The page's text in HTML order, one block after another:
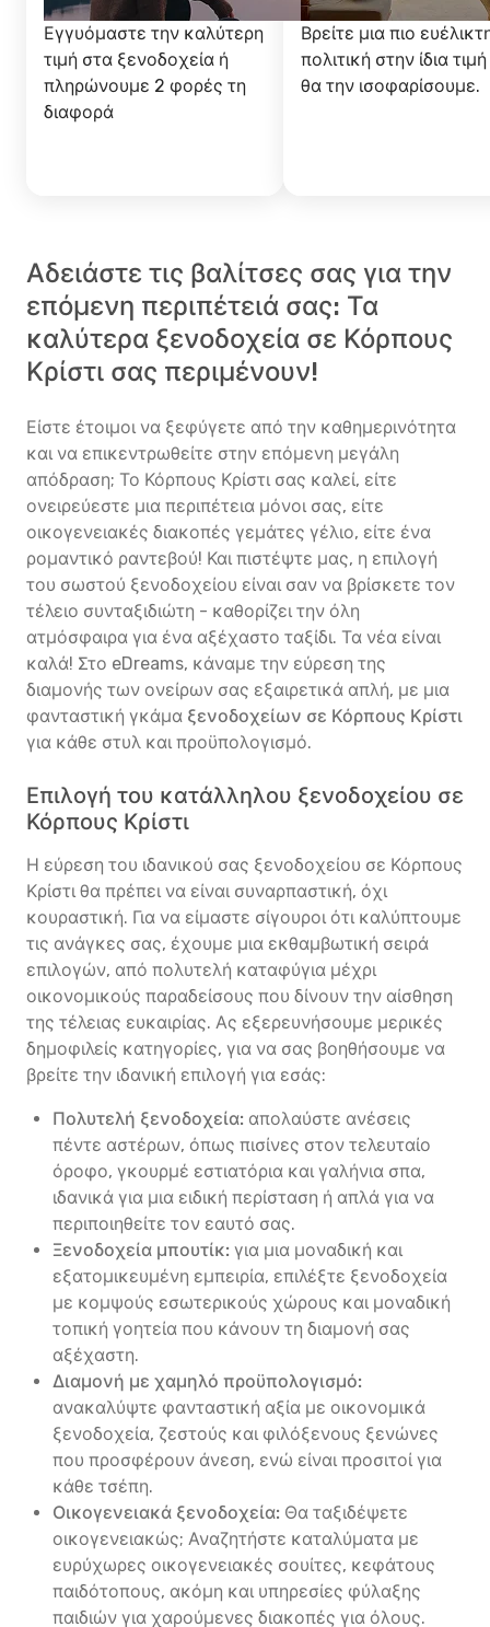
Εγγυόμαστε την καλύτερη
τιμή στα ξενοδοχεία ή
πληρώνουμε 2 φορές τη
διαφορά
Βρείτε μια πιο
πολιτική στην ίδια
θα την ισοφαρίσουμε.
Αδειάστε τις βαλίτσες σας για την
επόμενη περιπέτειά σας: Τα
καλύτερα ξενοδοχεία σε Κόρπους
Κρίστι σας περιμένουν!
Είστε έτοιμοι να ξεφύγετε από την καθημερινότητα
και να επικεντρωθείτε στην επόμενη μεγάλη
απόδραση; Το Κόρπους Κρίστι σας καλεί, είτε
ονειρεύεστε μια περιπέτεια μόνοι σας, είτε
οικογενειακές διακοπές γεμάτες γέλιο, είτε ένα
ρομαντικό ραντεβού! Και πιστέψτε μας, η επιλογή
του σωστού ξενοδοχείου είναι σαν να βρίσκετε τον
τέλειο συνταξιδιώτη - καθορίζει την όλη
ατμόσφαιρα για ένα αξέχαστο ταξίδι. Τα νέα είναι
καλά! Στο eDreams, κάναμε την εύρεση της
διαμονής των ονείρων σας εξαιρετικά απλή, με μια
φανταστική γκάμα ξενοδοχείων σε Κόρπους Κρίστι
για κάθε στυλ και προϋπολογισμό.
Επιλογή του κατάλληλου ξενοδοχείου σε
Κόρπους Κρίστι
Η εύρεση του ιδανικού σας ξενοδοχείου σε Κόρπους
Κρίστι θα πρέπει να είναι συναρπαστική, όχι
κουραστική. Για να είμαστε σίγουροι ότι καλύπτουμε
τις ανάγκες σας, έχουμε μια εκθαμβωτική σειρά
επιλογών, από πολυτελή καταφύγια μέχρι
οικονομικούς παραδείσους που δίνουν την αίσθηση
της τέλειας ευκαιρίας. Ας εξερευνήσουμε μερικές
δημοφιλείς κατηγορίες, για να σας βοηθήσουμε να
βρείτε την ιδανική επιλογή για εσάς:
Πολυτελή ξενοδοχεία: απολαύστε ανέσεις
πέντε αστέρων, όπως πισίνες στον τελευταίο
όροφο, γκουρμέ εστιατόρια και γαλήνια σπα,
ιδανικά για μια ειδική περίσταση ή απλά για να
περιποιηθείτε τον εαυτό σας.
Ξενοδοχεία μπουτίκ: για μια μοναδική και
εξατομικευμένη εμπειρία, επιλέξτε ξενοδοχεία
με κομψούς εσωτερικούς χώρους και μοναδική
τοπική γοητεία που κάνουν τη διαμονή σας
αξέχαστη.
Διαμονή με χαμηλό προϋπολογισμό:
ανακαλύψτε φανταστική αξία με οικονομικά
ξενοδοχεία, ζεστούς και φιλόξενους ξενώνες
που προσφέρουν άνεση, ενώ είναι προσιτοί για
κάθε τσέπη.
Οικογενειακά ξενοδοχεία: Θα ταξιδέψετε
οικογενειακώς; Αναζητήστε καταλύματα με
ευρύχωρες οικογενειακές σουίτες, κεφάτους
παιδότοπους, ακόμη και υπηρεσίες φύλαξης
παιδιών για χαρούμενες διακοπές για όλους.